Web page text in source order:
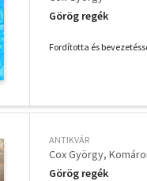
Görög regék
Fordította és
ANTIKVÁR
Cox György
Görög regék